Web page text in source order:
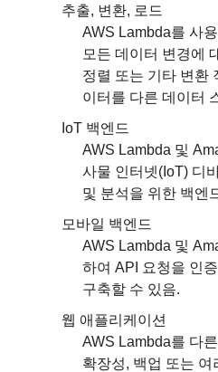
추출, 변환, 로드
AWS Lambda를 사
모든 데이터 변경에
정렬 또는 기타 변환
이터를 다른 데이터
IoT 백엔드
AWS Lambda 및
사물 인터넷(IoT) 디
및 분석을 위한 백엔
모바일 백엔드
AWS Lambda 및
하여 API 요청을 인
구축할 수 있음.
웹 애플리케이션
AWS Lambda를 다
확장성, 백업 또는 여